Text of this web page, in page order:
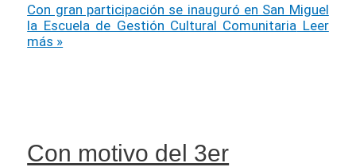
Con gran participación se inauguró en San Miguel
la Escuela de Gestión Cultural Comunitaria Leer
más »
Con motivo del 3er